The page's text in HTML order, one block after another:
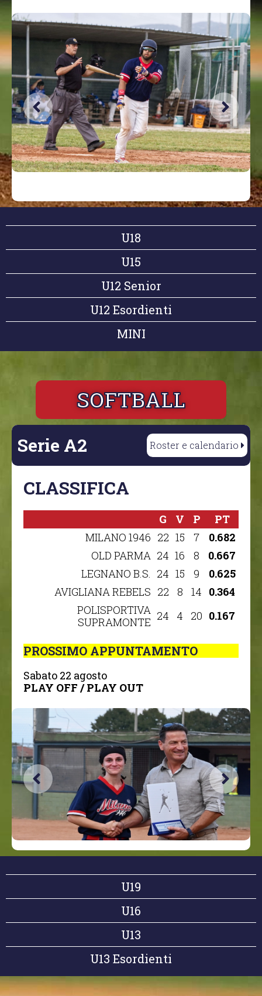
U18
U15
U12 Senior
U12 Esordienti
MINI
SOFTBALL
Serie A2 Roster e calendario
CLASSIFICA
G V P
PT
MILANO 1946 22 15 7
0.682
OLD PARMA 24 16 8
0.667
LEGNANO B.S.
24 15 9
0.625
AVIGLIANA REBELS 22 8 14 0.364
POLISPORTIVA
SUPRAMONTE 24 4 20 0.167
PROSSIMO APPUNTAMENTO
sabato 22 agosto
PLAY OFF / PLAY OUT
U19
U16
U13
U13 Esordienti